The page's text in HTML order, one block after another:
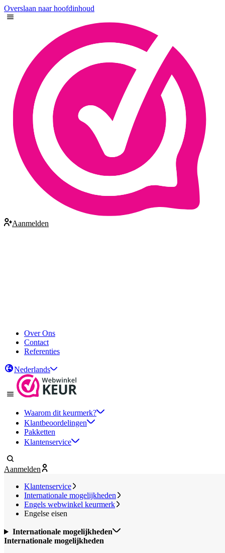
Overslaan naar hoofdinhoud
Aanmelden
Over Ons
Contact
Referenties
Nederlands
Waarom dit keurmerk?
Klantbeoordelingen
Pakketten
Klantenservice
Aanmelden
Klantenservice
Internationale mogelijkheden
Engels webwinkel keurmerk
Engelse eisen
Internationale mogelijkheden
Internationale mogelijkheden